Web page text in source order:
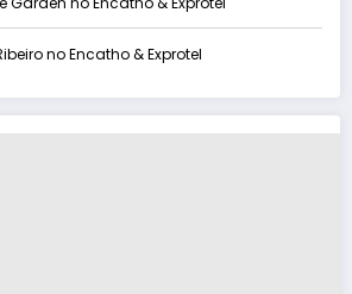
no Encatho & Exprotel